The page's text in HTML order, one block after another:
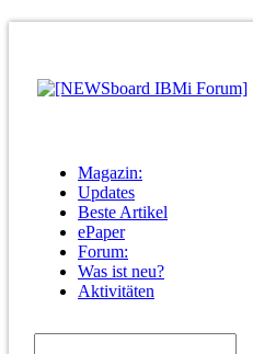
Magazin:
Updates
Beste Artikel
ePaper
Forum:
Was ist neu?
Aktivitäten